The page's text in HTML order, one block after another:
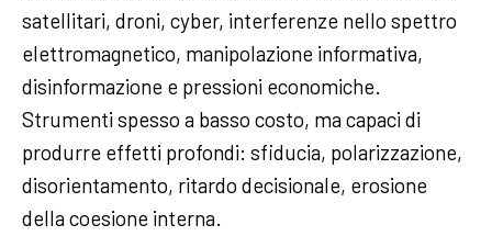
satellitari, droni, cyber, interferenze nello spettro
elettromagnetico, manipolazione informativa,
disinformazione e pressioni economiche.
Strumenti spesso a basso costo, ma capaci di
produrre effetti profondi: sfiducia, polarizzazione,
disorientamento, ritardo decisionale, erosione
della coesione interna.